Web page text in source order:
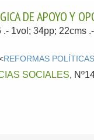
DE APOYO Y
.- 1vol; 34pp; 22cms .-
REFORMAS
SOCIALES,